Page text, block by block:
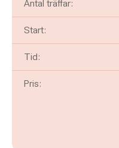
Antal träffar:
Start:
Tid:
Pris: